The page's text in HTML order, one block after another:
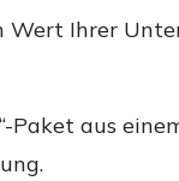
Ihrer
Paket aus